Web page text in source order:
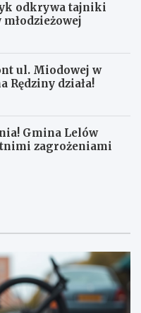
odkrywa tajniki
ul. Miodowej w
Rędziny działa!
Gmina Lelów
zagrożeniami